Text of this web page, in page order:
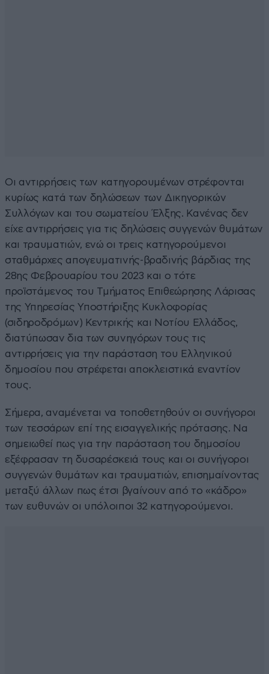
Οι αντιρρήσεις των κατηγορουμένων στρέφονται
κυρίως κατά των δηλώσεων των Δικηγορικών
Συλλόγων και του σωματείου Έλξης. Κανένας δεν
είχε αντιρρήσεις για τις δηλώσεις συγγενών θυμάτων
και τραυματιών, ενώ οι τρεις κατηγορούμενοι
σταθμάρχες απογευματινής-βραδινής βάρδιας της
28ης Φεβρουαρίου του 2023 και ο τότε
προϊστάμενος του Τμήματος Επιθεώρησης Λάρισας
της Υπηρεσίας Υποστήριξης Κυκλοφορίας
(σιδηροδρόμων) Κεντρικής και Νοτίου Ελλάδος,
διατύπωσαν δια των συνηγόρων τους τις
αντιρρήσεις για την παράσταση του Ελληνικού
δημοσίου που στρέφεται αποκλειστικά εναντίον
τους.
Σήμερα, αναμένεται να τοποθετηθούν οι συνήγοροι
των τεσσάρων επί της εισαγγελικής πρότασης. Να
σημειωθεί πως για την παράσταση του δημοσίου
εξέφρασαν τη δυσαρέσκειά τους και οι συνήγοροι
συγγενών θυμάτων και τραυματιών, επισημαίνοντας
μεταξύ άλλων πως έτσι βγαίνουν από το «κάδρο»
των ευθυνών οι υπόλοιποι 32 κατηγορούμενοι.